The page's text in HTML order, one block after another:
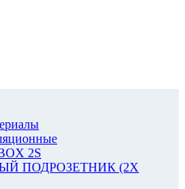
2S
ПОДРОЗЕТНИК (2Х